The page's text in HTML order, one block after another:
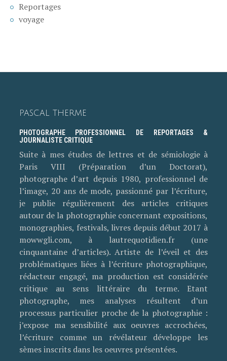
Reportages
voyage
PASCAL THERME
PHOTOGRAPHE PROFESSIONNEL DE REPORTAGES &
JOURNALISTE CRITIQUE
Suite à mes études de lettres et de sémiologie à
Paris VIII (Préparation d’un Doctorat),
photographe d’art depuis 1980, professionnel de
l’image, 20 ans de mode, passionné par l’écriture,
je publie régulièrement des articles critiques
autour de la photographie concernant expositions,
monographies, festivals, livres depuis début 2017 à
mowwgli.com, à lautrequotidien.fr (une
cinquantaine d’articles). Artiste de l’éveil et des
problématiques liées à l’écriture photographique,
rédacteur engagé, ma production est considérée
critique au sens littéraire du terme. Etant
photographe, mes analyses résultent d’un
processus particulier proche de la photographie :
j’expose ma sensibilité aux oeuvres accrochées,
l’écriture comme un révélateur développe les
sèmes inscrits dans les oeuvres présentées.